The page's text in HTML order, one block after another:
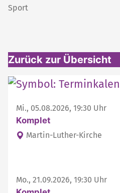
Sport
Zurück zur Übersicht
Weitere interessante Inhalte
Mi., 05.08.2026, 19:30 Uhr
Komplet
Martin-Luther-Kirche
Mo., 21.09.2026, 19:30 Uhr